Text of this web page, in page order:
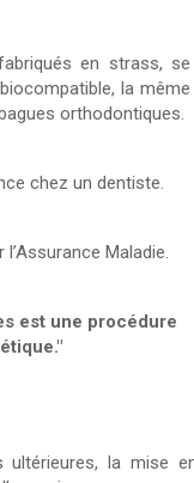
en strass, se
la même
orthodontiques.
chez un dentiste.
Maladie.
est une procédure
ultérieures, la